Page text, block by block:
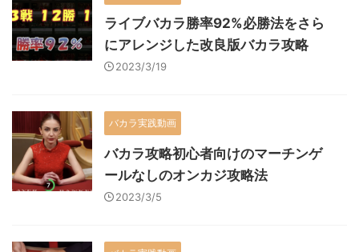
ライブバカラ勝率92%必勝法をさら
にアレンジした改良版バカラ攻略
2023/3/19
バカラ実践動画
バカラ攻略初心者向けのマーチンゲ
ールなしのオンカジ攻略法
2023/3/5